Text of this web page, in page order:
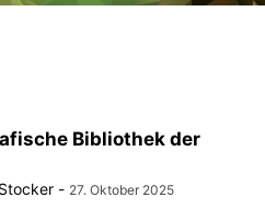
Bibliothek der
- 27. Oktober 2025